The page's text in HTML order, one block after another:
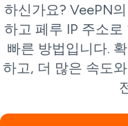
하신가요? VeePN
하고 페루 IP 주소
빠른 방법입니다.
하고, 더 많은 속도